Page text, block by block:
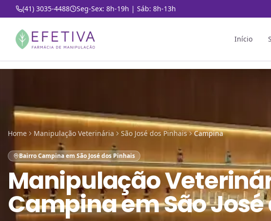
(41) 3035-4488 Seg-Sex: 8h-19h | Sáb: 8h-13h
Início
Home Manipulação Veterinária São José dos Pinhais Campina
Bairro Campina em São José dos Pinhais
Manipulação
Campina em São